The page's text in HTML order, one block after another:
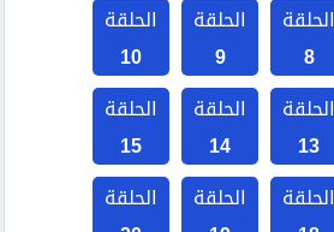
الحلقة
8
الحلقة
9
الحلقة
10
الحلقة
13
الحلقة
14
الحلقة
15
الحلقة
الحلقة
الحلقة